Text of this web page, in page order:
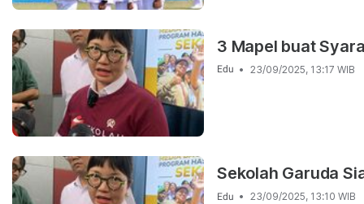
3 Mapel buat
Edu 23/09/2025, 13:17 WIB
Sekolah Garuda
Edu 23/09/2025, 13:10 WIB